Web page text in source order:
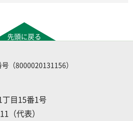
先頭に戻る
（8000020131156）
目15番1号
（代表）